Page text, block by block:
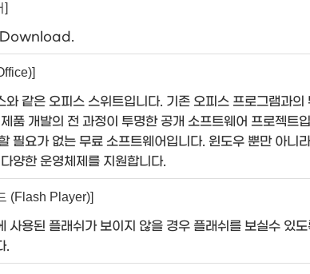
]
와 같은 오피스 스위트입니다. 기존 오피스 프로그램과의
품 개발의 전 과정이 투명한 공개 소프트웨어 프로젝트
필요가 없는 무료 소프트웨어입니다. 윈도우 뿐만 아니라
양한 운영체제를 지원합니다.
(Flash Player)]
사용된 플래쉬가 보이지 않을 경우 플래쉬를 보실수 있도
.